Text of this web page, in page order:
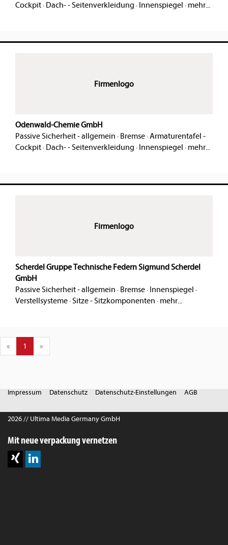
Cockpit· Dach- - Seitenverkleidung · Innenspiegel · mehr...
Firmenlogo
Odenwald-Chemie GmbH
Passive Sicherheit - allgemein · Bremse·Armaturentafel -
Cockpit· Dach- - Seitenverkleidung · Innenspiegel · mehr...
Firmenlogo
Scherdel Gruppe Technische Federn Sigmund Scherdel
GmbH
Passive Sicherheit - allgemein · Bremse· Innenspiegel ·
Verstellsysteme·Sitze - Sitzkomponenten · mehr...
« 1 »
Impressum Datenschutz Datenschutz-Einstellungen AGB
2026 // Ultima Media Germany GmbH
Mit neue verpackung vernetzen